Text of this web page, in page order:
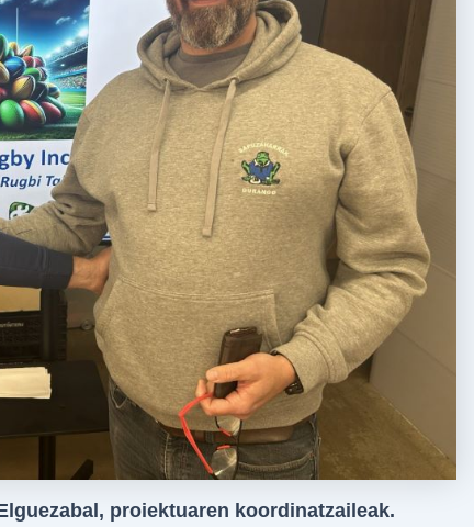
proiektuaren koordinatzaileak.